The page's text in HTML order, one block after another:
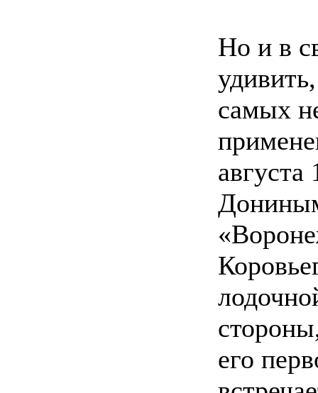
Но и в
самых
его